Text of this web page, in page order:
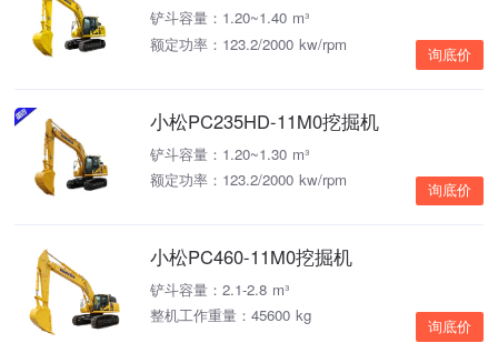
铲斗容量：1.20~1.40 m³
额定功率：123.2/2000 kw/rpm
询底价
小松PC235HD-11M0挖掘机
铲斗容量：1.20~1.30 m³
额定功率：123.2/2000 kw/rpm
询底价
小松PC460-11M0挖掘机
铲斗容量：2.1-2.8 m³
整机工作重量：45600 kg
询底价